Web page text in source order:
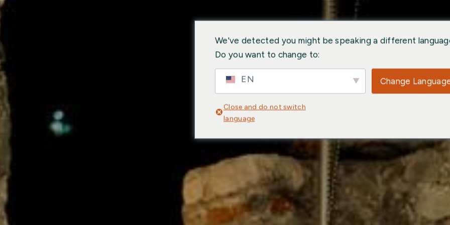
We've detected you might be speaking a different
Do you want to change to:
EN Change
Close and do not switch
language